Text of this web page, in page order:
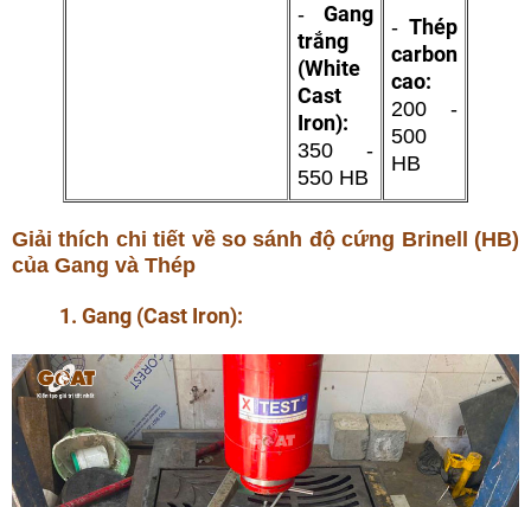
- Gang
trắng
(White
Cast
Iron):
350 -
550 HB
- Thép
carbon
cao:
200 -
500
HB
Giải thích chi tiết về so sánh độ cứng Brinell (HB)
của Gang và Thép
1. Gang (Cast Iron):